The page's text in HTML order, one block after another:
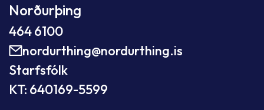
Norðurþing
464 6100
nordurthing@nordurthing.is
Starfsfólk
KT: 640169-5599